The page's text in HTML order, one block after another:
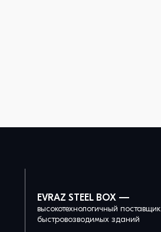
EVRAZ STEEL BOX —
высокотехнологичный поставщик
быстровозводимых зданий